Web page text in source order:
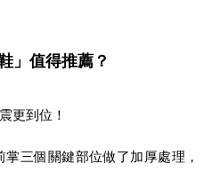
」值得推薦？
更到位！
三個關鍵部位做了加厚處理，